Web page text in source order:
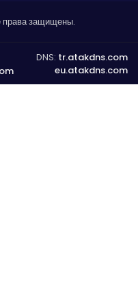
защищены.
DNS: tr.atakdns.com
eu.atakdns.com